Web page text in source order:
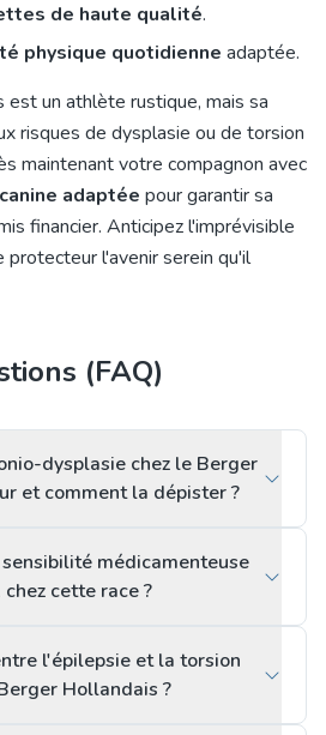
de haute qualité.
physique quotidienne adaptée.
un athlète rustique, mais sa
risques de dysplasie ou de torsion
maintenant votre compagnon avec
adaptée pour garantir sa
financier. Anticipez l'imprévisible
l'avenir serein qu'il
(FAQ)
dysplasie chez le Berger
et comment la dépister ?
médicamenteuse
cette race ?
l'épilepsie et la torsion
Hollandais ?